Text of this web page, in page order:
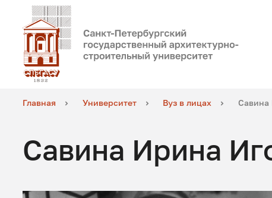
Главная Университет Вуз в лицах Савина
Савина Ирина